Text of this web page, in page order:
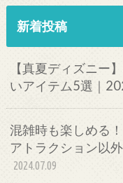
新着投稿
【真夏ディズニー
いアイテム5選｜
混雑時も楽しめる
アトラクション以
2024.07.09